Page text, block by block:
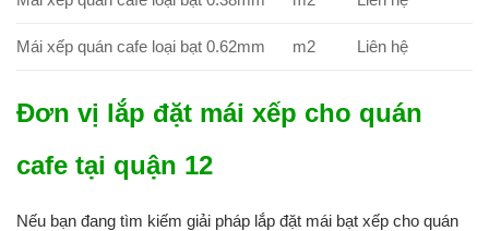
Mái xếp quán cafe loại bạt 0.62mm m2 Liên hệ
Đơn vị lắp đặt mái xếp cho quán
cafe tại quận 12
Nếu bạn đang tìm kiếm giải pháp lắp đặt mái bạt xếp cho quán